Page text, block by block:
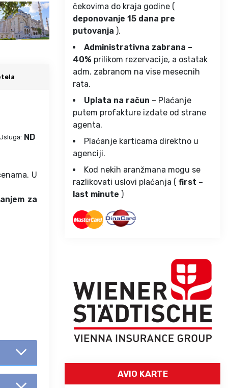
ND
U
za
čekovima do kraja godine (
deponovanje 15 dana pre
putovanja ).
Administrativna zabrana –
40% prilikom rezervacije, a ostatak
adm. zabranom na vise mesecnih
rata.
Uplata na račun – Plaćanje
putem profakture izdate od strane
agenta.
Plaćanje karticama direktno u
agenciji.
Kod nekih aranžmana mogu se
razlikovati uslovi plaćanja ( first –
last minute )
AVIO KARTE